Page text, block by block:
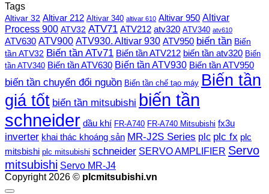
Tags
Altivar 32 Altivar 212 Altivar 340 altivar 610 Altivar 950 Altivar
Process 900 ATV32 ATV71 ATV212 atv320 ATV340 atv610
ATV630 ATV900 ATV930. Altivar 930 ATV950 biến tần Biến
tần ATV32 Biến tần ATv71 Biến tần ATV212 biến tần atv320 Biến
tần ATV340 Biến tần ATV630 Biến tần ATV930 Biến tần ATV950
biến tần chuyển đổi nguồn Biến tần chế tạo máy Biến tần
giá tốt biến tần mitsubishi biến tần
schneider dầu khí FR-A740 FR-A740 Mitsubishi fx3u
inverter khai thác khoáng sản MR-J2S Series plc plc fx plc
mitsbishi plc mitsubishi schneider SERVO AMPLIFIER Servo
mitsubishi Servo MR-J4
Copyright 2026 © plcmitsubishi.vn